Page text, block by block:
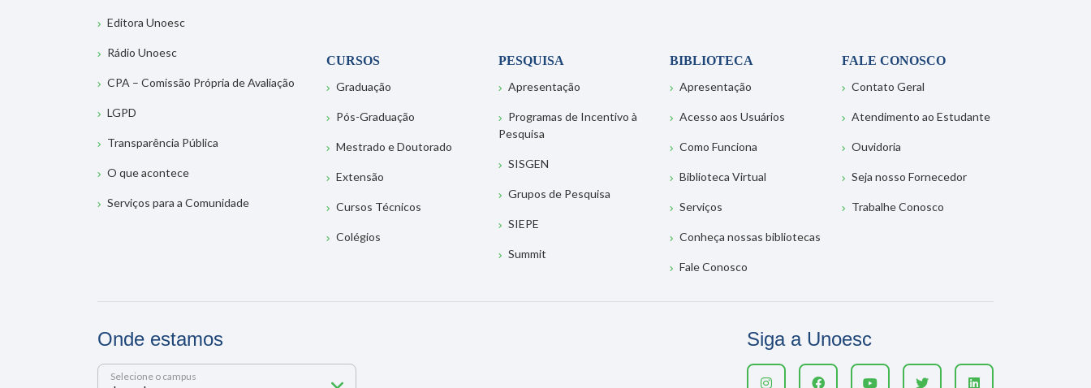
Editora Unoesc
Rádio Unoesc
CPA – Comissão Própria de Avaliação
LGPD
Transparência Pública
O que acontece
Serviços para a Comunidade
CURSOS
Graduação
Pós-Graduação
Mestrado e Doutorado
Extensão
Cursos Técnicos
Colégios
PESQUISA
Apresentação
Programas de Incentivo à
Pesquisa
SISGEN
Grupos de Pesquisa
SIEPE
Summit
BIBLIOTECA
Apresentação
Acesso aos Usuários
Como Funciona
Biblioteca Virtual
Serviços
Conheça nossas bibliotecas
Fale Conosco
FALE CONOSCO
Contato Geral
Atendimento ao Estudante
Ouvidoria
Seja nosso Fornecedor
Trabalhe Conosco
Onde estamos
Selecione o campus
Siga a Unoesc